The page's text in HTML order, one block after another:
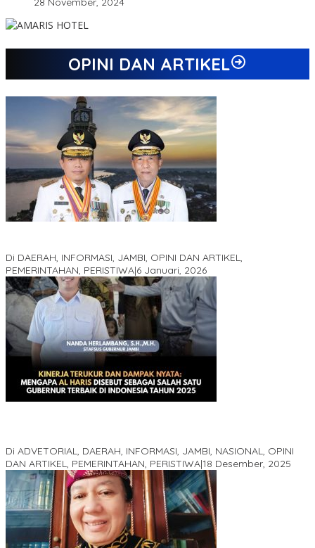
OPINI DAN ARTIKEL
Di DAERAH, INFORMASI, JAMBI, OPINI DAN ARTIKEL,
PEMERINTAHAN, PERISTIWA|6 Januari, 2026
Di ADVETORIAL, DAERAH, INFORMASI, JAMBI, NASIONAL, OPINI
DAN ARTIKEL, PEMERINTAHAN, PERISTIWA|18 Desember, 2025